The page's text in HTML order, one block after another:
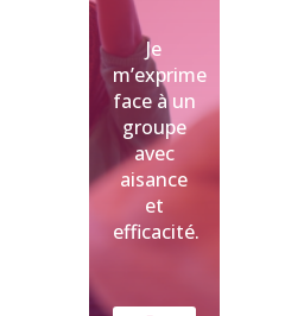
Je
m’exprime
face à un
groupe
avec
aisance
et
efficacité.